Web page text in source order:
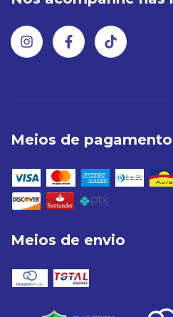
Meios de pagamento
Meios de envio